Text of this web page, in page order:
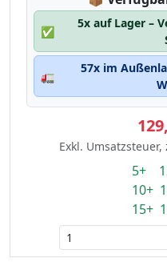
✅
5x auf Lager –
🚛
57x im
Exkl.
5+
10+
15+